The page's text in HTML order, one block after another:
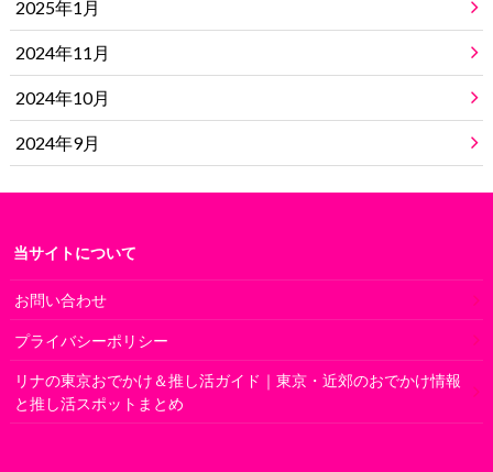
2025年1月
2024年11月
2024年10月
2024年9月
当サイトについて
お問い合わせ
プライバシーポリシー
リナの東京おでかけ＆推し活ガイド｜東京・近郊のおでかけ情報
と推し活スポットまとめ